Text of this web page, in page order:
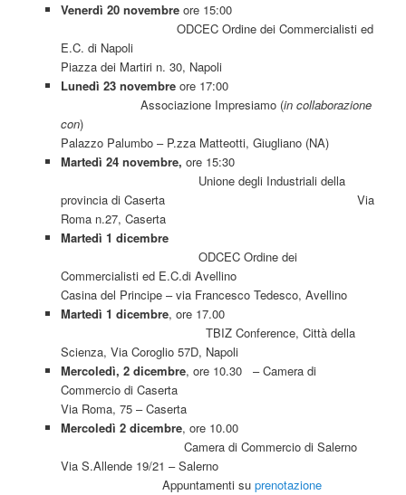
Venerdì 20 novembreore 15:00
ODCEC Ordine dei Commercialisti ed
E.C. di Napoli
Piazza dei Martiri n. 30, Napoli
Lunedì 23 novembreore 17:00
Associazione Impresiamo (in collaborazione
con)
Palazzo Palumbo – P.zza Matteotti, Giugliano (NA)
Martedì 24 novembre, ore 15:30
Unione degli Industriali della
provincia di Caserta Via
Roma n.27, Caserta
Martedì 1 dicembre
ODCEC Ordine dei
Commercialisti ed E.C.di Avellino
Casina del Principe – via Francesco Tedesco, Avellino
Martedì 1 dicembre, ore 17.00
TBIZ Conference, Città della
Scienza, Via Coroglio 57D, Napoli
Mercoledì, 2 dicembre, ore 10.30 – Camera di
Commercio di Caserta
Via Roma, 75 – Caserta
Mercoledì 2 dicembre, ore 10.00
Camera di Commercio di Salerno
Via S.Allende 19/21 – Salerno
Appuntamenti su prenotazione